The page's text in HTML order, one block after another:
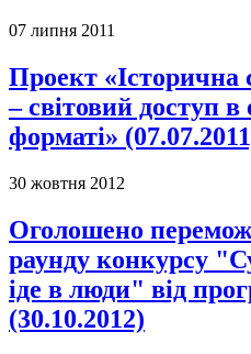
07 липня 2011
Проект
– світовий доступ
форматі»
30 жовтня 2012
Оголошено
раунду конкурсу
іде в люди" від
(30.10.2012)